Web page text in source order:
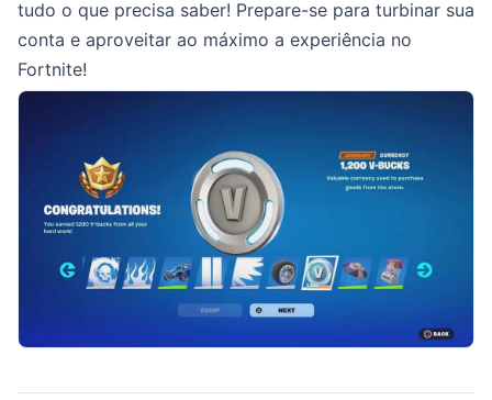
tudo o que precisa saber! Prepare-se para turbinar sua
conta e aproveitar ao máximo a experiência no
Fortnite!